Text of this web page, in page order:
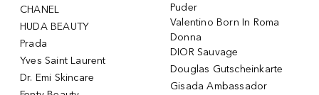
CHANEL
HUDA BEAUTY
Prada
Yves Saint Laurent
Dr. Emi Skincare
Puder
Valentino Born In Roma
Donna
DIOR Sauvage
Douglas Gutscheinkarte
Gisada Ambassador